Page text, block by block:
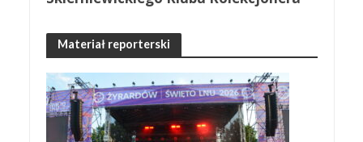
Materiał reporterski